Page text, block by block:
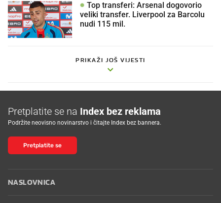
Top transferi: Arsenal dogovorio
veliki transfer. Liverpool za Barcolu
nudi 115 mil.
PRIKAŽI JOŠ VIJESTI
Pretplatite se na Index bez reklama
Podržite neovisno novinarstvo i čitajte Index bez bannera.
Pretplatite se
NASLOVNICA